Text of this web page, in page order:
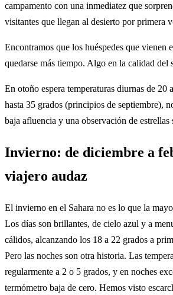
campamento con una inmediatez que
visitantes que llegan al desierto por primera
Encontramos que los huéspedes que vienen
quedarse más tiempo. Algo en la calidad del
En otoño espera temperaturas diurnas de 20
hasta 35 grados (principios de septiembre),
baja afluencia y una observación de estrellas
Invierno: de diciembre a
viajero audaz
El invierno en el Sahara no es lo que la
Los días son brillantes, de cielo azul y a
cálidos, alcanzando los 18 a 22 grados a
Pero las noches son otra historia. Las
regularmente a 2 o 5 grados, y en noches
termómetro baja de cero. Hemos visto